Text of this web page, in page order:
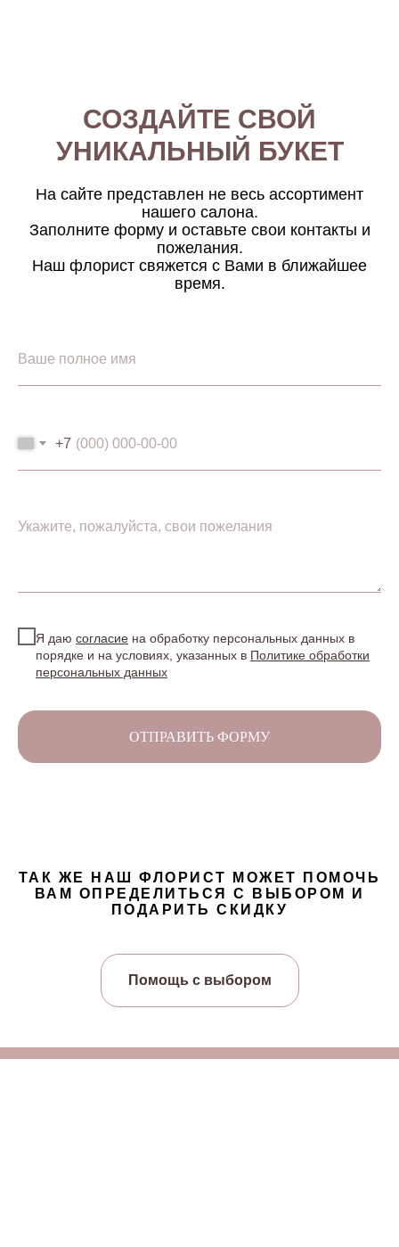
СОЗДАЙТЕ СВОЙ
УНИКАЛЬНЫЙ БУКЕТ
На сайте представлен не весь ассортимент
нашего салона.
Заполните форму и оставьте свои контакты и
пожелания.
Наш флорист свяжется с Вами в ближайшее
время.
+7
Я даю согласие на обработку персональных данных в
порядке и на условиях, указанных в Политике обработки
персональных данных
ОТПРАВИТЬ ФОРМУ
ТАК ЖЕ НАШ ФЛОРИСТ МОЖЕТ ПОМОЧЬ
ВАМ ОПРЕДЕЛИТЬСЯ С ВЫБОРОМ И
ПОДАРИТЬ СКИДКУ
Помощь с выбором